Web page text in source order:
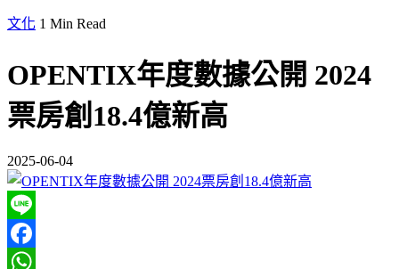
文化 1 Min Read
OPENTIX年度數據公開 2024
票房創18.4億新高
2025-06-04
Line
Facebook